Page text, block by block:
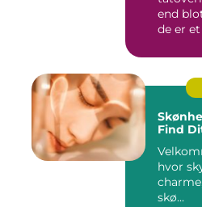
end
de er
Find
hvor
skø...